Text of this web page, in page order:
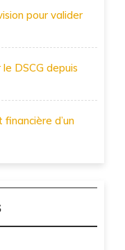
pour valider
DSCG depuis
d’un